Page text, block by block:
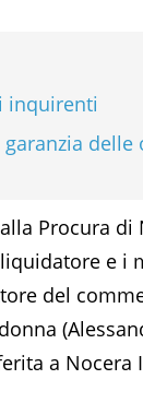
inquirenti
Procura
e i
del
a